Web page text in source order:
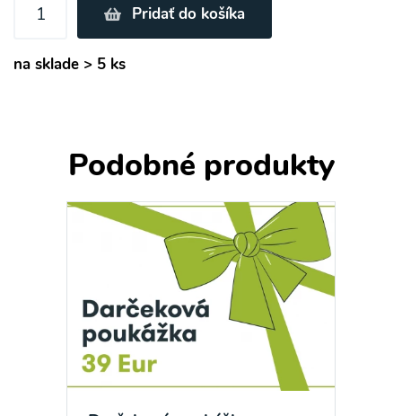
Pridať do košíka
na sklade > 5 ks
Podobné produkty